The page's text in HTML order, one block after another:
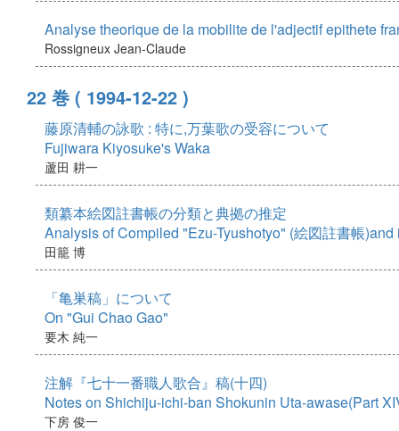
Analyse theorique de la mobilite de l'adjectif epithete
Rossigneux Jean-Claude
22 巻 ( 1994-12-22 )
藤原清輔の詠歌 : 特に,万葉歌の受容について
Fujiwara Kiyosuke's Waka
蘆田 耕一
類纂本絵図註書帳の分類と典拠の推定
Analysis of Compiled "Ezu-Tyushotyo" (絵図註書帳)and
田籠 博
「亀巣稿」について
On "Gui Chao Gao"
要木 純一
注解『七十一番職人歌合』稿(十四)
Notes on Shichiju-ichi-ban Shokunin Uta-awase(Part
下房 俊一